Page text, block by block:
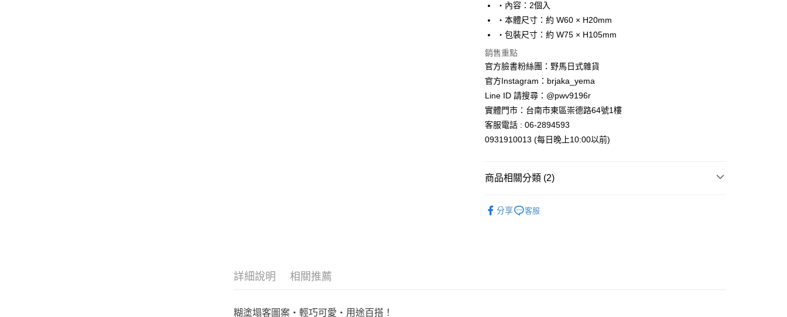
付款後全家取貨
每筆NT$65，滿NT$999(含以上)免運費
7-11取貨付款
每筆NT$65，滿NT$999(含以上)免運費
每筆NT$65，滿NT$999(含以上)免運費
宅配
每筆NT$100，滿NT$999(含以上)免運費
・內容：2個入
・本體尺寸：約 W60 × H20mm
・包裝尺寸：約 W75 × H105mm
銷售重點
官方臉書粉絲團：野馬日式雜貨
官方Instagram：brjaka_yema
Line ID 請搜尋：@pwv9196r
實體門市：台南市東區崇德路64號1樓
客服電話 : 06-2894593
0931910013 (每日晚上10:00以前)
商品相關分類 (2)
分享 客服
詳細說明 相關推薦
糊塗塌客圖案・輕巧可愛・用途百搭！